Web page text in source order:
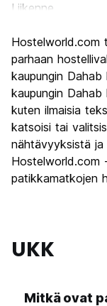
Liikenne
Kulttuuri
Yöelämä
Rahanarvoinen
Hostelworld.com
parhaan
kaupungin
kaupungin
kuten ilmaisia
katsoisi tai
nähtävyyksistä ja
Hostelworld.com
patikkamatkojen
UKK
Mitkä ovat